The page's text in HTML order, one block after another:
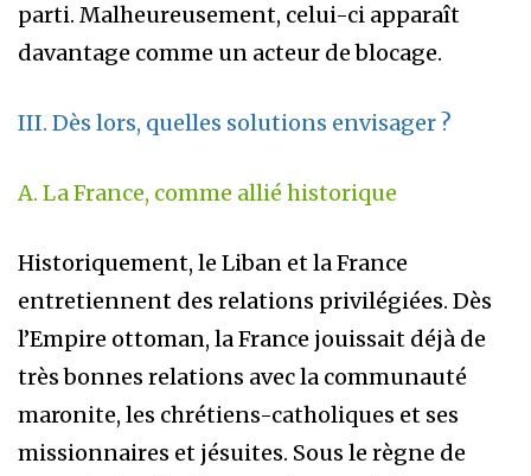
parti. Malheureusement, celui-ci apparaît
davantage comme un acteur de blocage.
III. Dès lors, quelles solutions envisager ?
A. La France, comme allié historique
Historiquement, le Liban et la France
entretiennent des relations privilégiées. Dès
l’Empire ottoman, la France jouissait déjà de
très bonnes relations avec la communauté
maronite, les chrétiens-catholiques et ses
missionnaires et jésuites. Sous le règne de